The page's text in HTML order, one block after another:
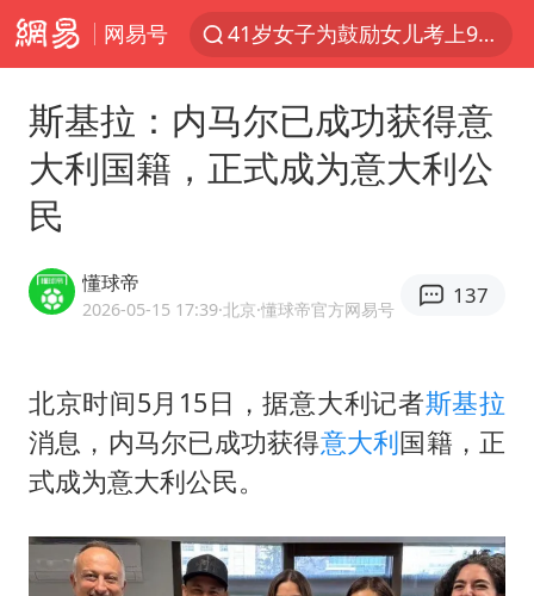
网易号
41岁女子为鼓励女儿考上985研究生
美国退回1000亿美元关税
“事业单位招聘不是人情买卖”
新华社权威快报|我国编制完成新版全月地质图
“银行午休1.5小时”留个窗口行不行
要给全体职工“应休尽休”的底气
80后女柜员逆袭成4200亿银行副行长
余承东口误将24999元电脑报成2499
斯基拉：内马尔已成功获得意
大利国籍，正式成为意大利公
民
懂球帝
2026-05-15 17:39·北京·懂球帝官方网易号
137
北京时间5月15日，据意大利记者斯基拉
消息，内马尔已成功获得意大利国籍，正
式成为意大利公民。